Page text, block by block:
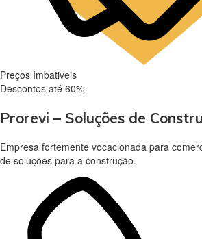
Preços Imbativeis
Descontos até 60%
Prorevi – Soluções de
Empresa fortemente vocacionada para
de soluções para a construção.